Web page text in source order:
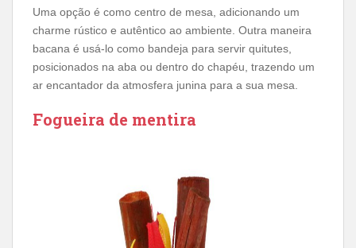
Uma opção é como centro de mesa, adicionando um
charme rústico e autêntico ao ambiente. Outra maneira
bacana é usá-lo como bandeja para servir quitutes,
posicionados na aba ou dentro do chapéu, trazendo um
ar encantador da atmosfera junina para a sua mesa.
Fogueira de mentira